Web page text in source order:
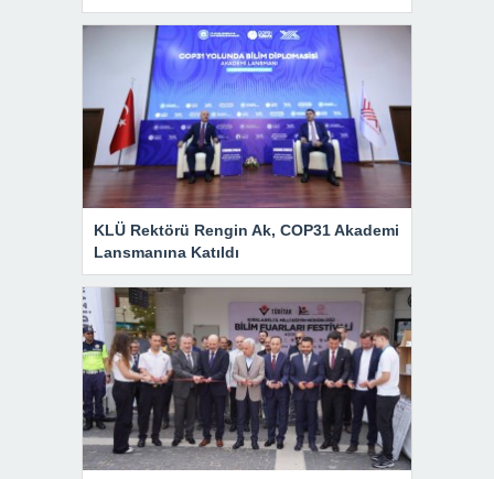
KLÜ Rektörü Rengin Ak, COP31 Akademi
Lansmanına Katıldı